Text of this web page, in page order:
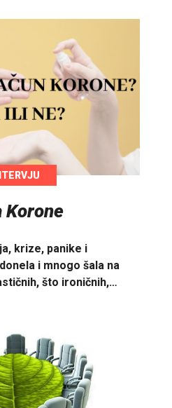
Korone
krize, panike i
i mnogo šala na
što ironičnih,…